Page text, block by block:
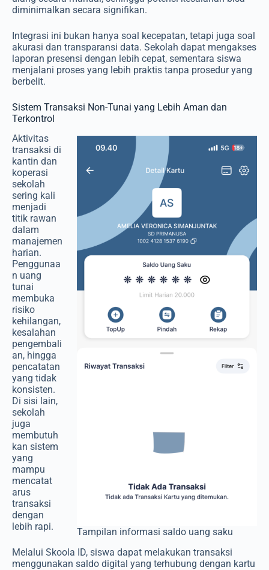
diminimalkan secara signifikan.
Integrasi ini bukan hanya soal kecepatan, tetapi juga soal
akurasi dan transparansi data. Sekolah dapat mengakses
laporan presensi dengan lebih cepat, sementara siswa
menjalani proses yang lebih praktis tanpa prosedur yang
berbelit.
Sistem Transaksi Non-Tunai yang Lebih Aman dan
Terkontrol
Tampilan informasi saldo uang saku
Aktivitas
transaksi di
kantin dan
koperasi
sekolah
sering kali
menjadi
titik rawan
dalam
manajemen
harian.
Penggunaa
n uang
tunai
membuka
risiko
kehilangan,
kesalahan
pengembali
an, hingga
pencatatan
yang tidak
konsisten.
Di sisi lain,
sekolah
juga
membutuh
kan sistem
yang
mampu
mencatat
arus
transaksi
dengan
lebih rapi.
Melalui Skoola ID, siswa dapat melakukan transaksi
menggunakan saldo digital yang terhubung dengan kartu